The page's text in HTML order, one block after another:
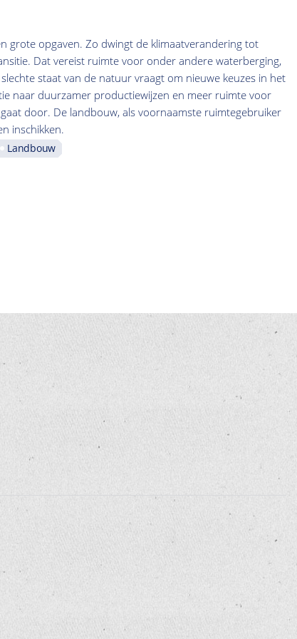
grote opgaven. Zo dwingt de klimaatverandering tot
Dat vereist ruimte voor onder andere waterberging,
staat van de natuur vraagt om nieuwe keuzes in het
naar duurzamer productiewijzen en meer ruimte voor
door. De landbouw, als voornaamste ruimtegebruiker
inschikken.
Landbouw